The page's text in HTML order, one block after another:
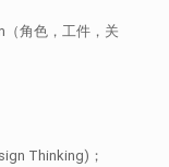
角色，工件，关
Thinking)；